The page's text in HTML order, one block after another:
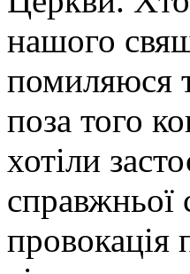
нашого
помиляюся
поза того
хотіли
справжньої